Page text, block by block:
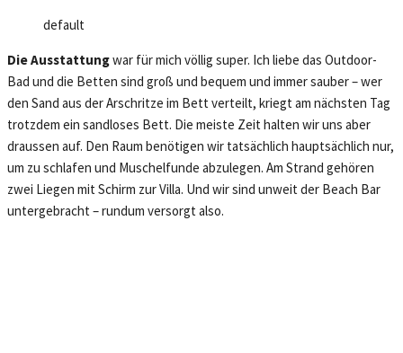
default
Die Ausstattungwar für mich völlig super. Ich liebe das Outdoor-
Bad und die Betten sind groß und bequem und immer sauber – wer
den Sand aus der Arschritze im Bett verteilt, kriegt am nächsten Tag
trotzdem ein sandloses Bett. Die meiste Zeit halten wir uns aber
draussen auf. Den Raum benötigen wir tatsächlich hauptsächlich nur,
um zu schlafen und Muschelfunde abzulegen. Am Strand gehören
zwei Liegen mit Schirm zur Villa. Und wir sind unweit der Beach Bar
untergebracht – rundum versorgt also.